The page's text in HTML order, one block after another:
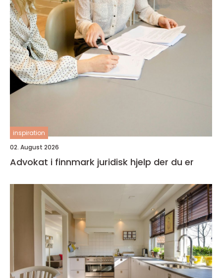
inspiration
02. August 2026
Advokat i finnmark juridisk hjelp der du er